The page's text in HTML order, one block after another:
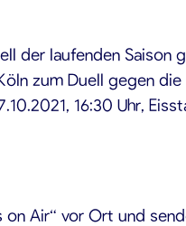
der laufenden Saison
zum Duell gegen die
16:30 Uhr,
Air“ vor Ort und